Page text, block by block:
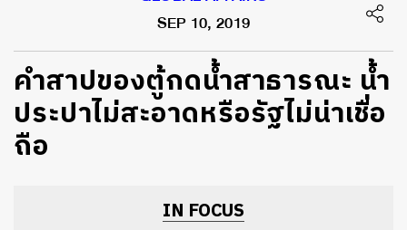
SEP 10, 2019
คำสาปของตู้กดน้ำสาธารณะ น้ำ
ประปาไม่สะอาดหรือรัฐไม่น่าเชื่อ
ถือ
IN FOCUS